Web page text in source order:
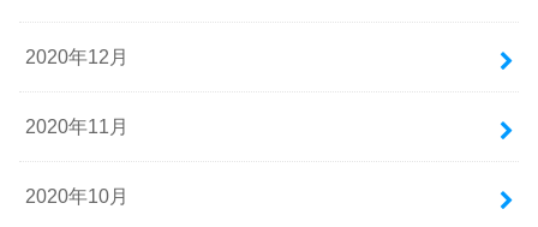
2020年12月
2020年11月
2020年10月